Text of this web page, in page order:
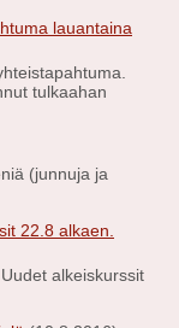
lauantaina
tulkaahan
(junnuja ja
22.8 alkaen.
alkeiskurssit